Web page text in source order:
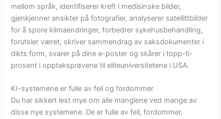
mellom språk, identifiserer kreft i medisinske bilder,
gjenkjenner ansikter på fotografier, analyserer satellittbilder
for å spore klimaendringer, forbedrer sykehusbehandling,
forutsier været, skriver sammendrag av saksdokumenter i
dikts form, svarer på dine e-poster og skårer i topp-ti-
prosent i opptaksprøvene til eliteuniversitetene i USA.
KI-systemene er fulle av feil og fordommer
Du har sikkert lest mye om alle manglene ved mange av
disse nye systemene. De er fulle av feil, fordommer,